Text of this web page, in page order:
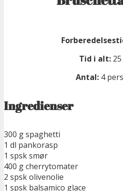
Tid i alt:
Antal:4
Ingredienser
300 g spaghetti
1 dl pankorasp
1 spsk smør
400 g cherrytomater
2 spsk olivenolie
1 spsk balsamico glace